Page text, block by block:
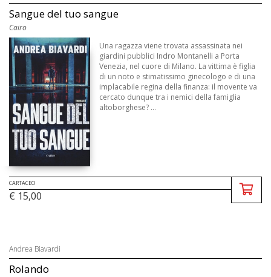
Sangue del tuo sangue
Cairo
Una ragazza viene trovata assassinata nei
giardini pubblici Indro Montanelli a Porta
Venezia, nel cuore di Milano. La vittima è figlia
di un noto e stimatissimo ginecologo e di una
implacabile regina della finanza: il movente va
cercato dunque tra i nemici della famiglia
altoborghese? ...
CARTACEO
€ 15,00
Andrea Biavardi
Rolando